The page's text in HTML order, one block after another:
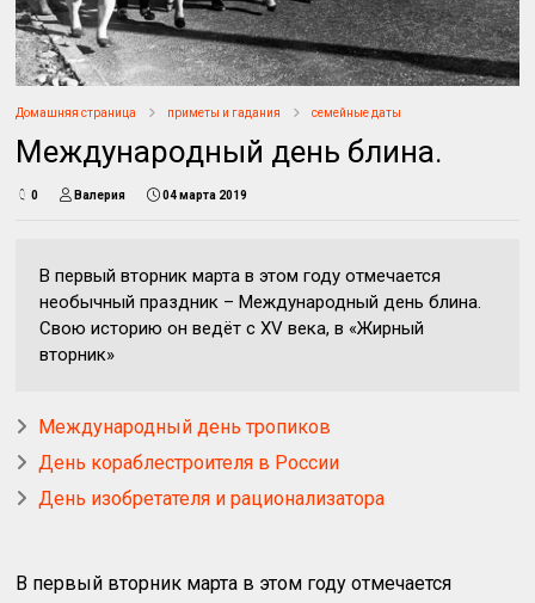
Домашняя страница приметы и гадания семейные даты
Международный день блина.
0 Валерия 04 марта 2019
В первый вторник марта в этом году отмечается
необычный праздник – Международный день блина.
Свою историю он ведёт с XV века, в «Жирный
вторник»
Международный день тропиков
День кораблестроителя в России
День изобретателя и рационализатора
В первый вторник марта в этом году отмечается